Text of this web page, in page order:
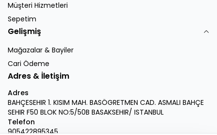
Müşteri Hizmetleri
Sepetim
Gelişmiş
Mağazalar & Bayiler
Cari Ödeme
Adres & İletişim
Adres
BAHÇESEHIR 1. KISIM MAH. BASÖGRETMEN CAD. ASMALI BAHÇE
SEHIR F50 BLOK NO:5/50B BASAKSEHIR/ ISTANBUL
Telefon
905422895345